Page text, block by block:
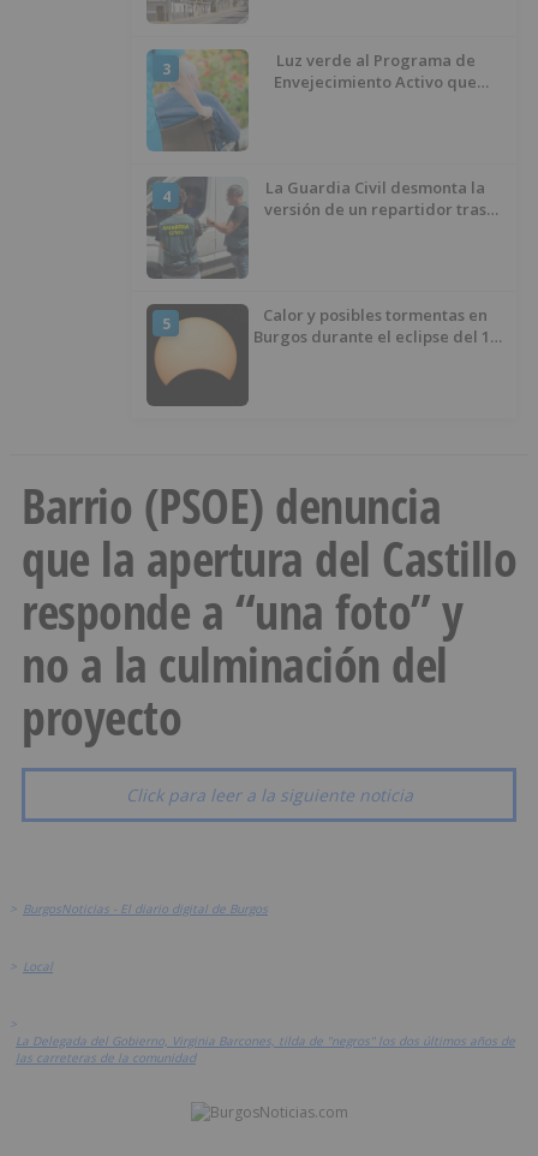
3
Luz verde al Programa de
Envejecimiento Activo que
4
La Guardia Civil desmonta la
versión de un repartidor tras
5
Calor y posibles tormentas en
Burgos durante el eclipse del 12
Barrio (PSOE) denuncia
que la apertura del Castillo
responde a “una foto” y
no a la culminación del
proyecto
Click para leer a la siguiente noticia
> BurgosNoticias - El diario digital de Burgos
> Local
>
La Delegada del Gobierno, Virginia Barcones, tilda de "negros" los dos últimos años de
las carreteras de la comunidad